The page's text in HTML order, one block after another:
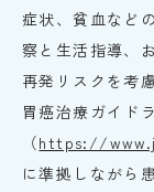
症状、貧血など
察と生活指導、
再発リスクを考
胃癌治療ガイド
（https://
に準拠しながら